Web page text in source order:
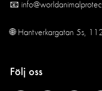
📧
🌐 Hantverkargatan 5s,
Följ oss